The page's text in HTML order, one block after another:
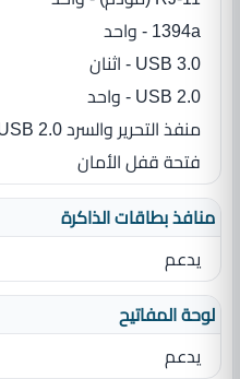
1394a - واحد
USB 3.0 - اثنان
USB 2.0 - واحد
منفذ التحرير والسرد eSATA / USB 2.0 - واحد
فتحة قفل الأمان
منافذ بطاقات الذاكرة
يدعم
لوحة المفاتيح
يدعم